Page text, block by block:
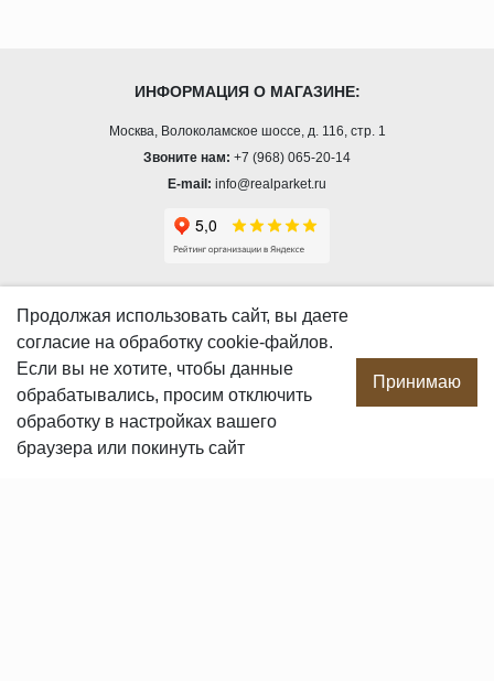
ИНФОРМАЦИЯ О МАГАЗИНЕ:
Москва, Волоколамское шоссе, д. 116, стр. 1
Звоните нам: +7 (968) 065-20-14
E-mail: info@realparket.ru
О компании
Производство
Сотрудничество
Сертификаты продукции
Вакансии
Продолжая использовать сайт, вы даете
согласие на обработку cookie-файлов.
Если вы не хотите, чтобы данные
обрабатывались, просим отключить
обработку в настройках вашего
браузера или покинуть сайт
Принимаю